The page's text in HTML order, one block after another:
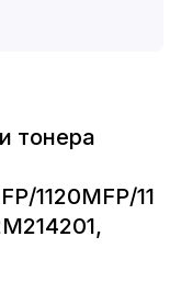
тонера
1120MFP/11